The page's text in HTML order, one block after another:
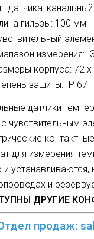
датчика:
гильзы: 100 мм
измерения: -
корпуса: 72
защиты: IP 67
датчики
чувствительным
для измерения
и устанавливаются,
и
ДРУГИЕ
продаж: